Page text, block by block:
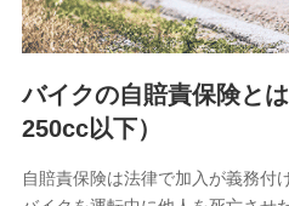
（https://
三井住友海上あいおい生
メットライフ生命株式会社
(https://www.metlife.co.jp/)
メディケア生命保険株式会
（https://
バイクの自賠責保険と
250cc以下）
自賠責保険は法律で加入が義務付